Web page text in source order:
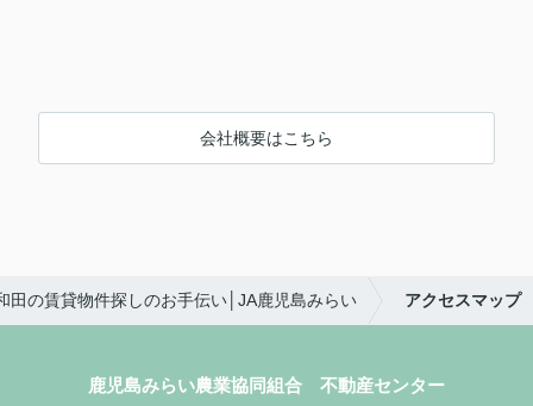
会社概要はこちら
田の賃貸物件探しのお手伝い│JA鹿児島みらい アクセスマップ
鹿児島みらい農業協同組合 不動産センター